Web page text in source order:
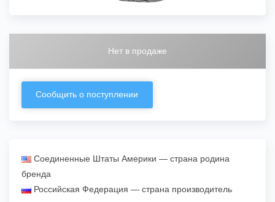
Нет в продаже
Сообщить о поступлении
Соединенные Штаты Америки — страна родина
бренда
Российская Федерация — страна производитель